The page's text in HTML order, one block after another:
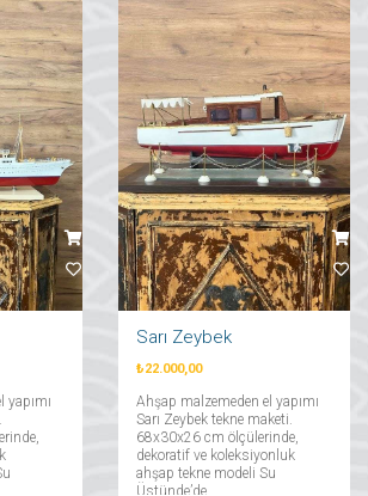
Sarı Zeybek
₺22.000,00
Ahşap malzemeden el yapımı
Sarı Zeybek tekne maketi.
68x30x26 cm ölçülerinde,
dekoratif ve koleksiyonluk
ahşap tekne modeli Su
Üstünde’de....